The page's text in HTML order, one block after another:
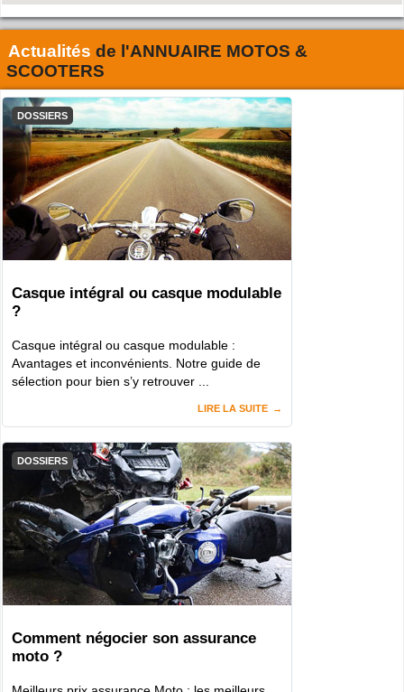
Actualités de l'ANNUAIRE MOTOS &
SCOOTERS
DOSSIERS
Casque intégral ou casque modulable
?
Casque intégral ou casque modulable :
Avantages et inconvénients. Notre guide de
sélection pour bien s’y retrouver ...
LIRE LA SUITE
DOSSIERS
Comment négocier son assurance
moto ?